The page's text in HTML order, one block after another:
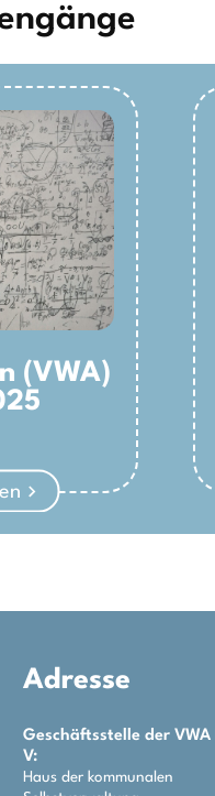
(VWA)
Adresse
Geschäftsstelle der VWA
V:
Haus der kommunalen